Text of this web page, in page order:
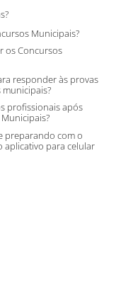
Municipais?
os Concursos
responder às provas
profissionais após
preparando com o
aplicativo para celular